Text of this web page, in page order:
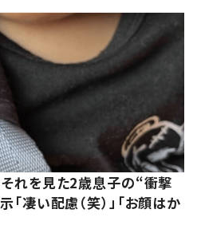
それを見た2歳息子の“衝撃
凄い配慮（笑）」「お顔はか